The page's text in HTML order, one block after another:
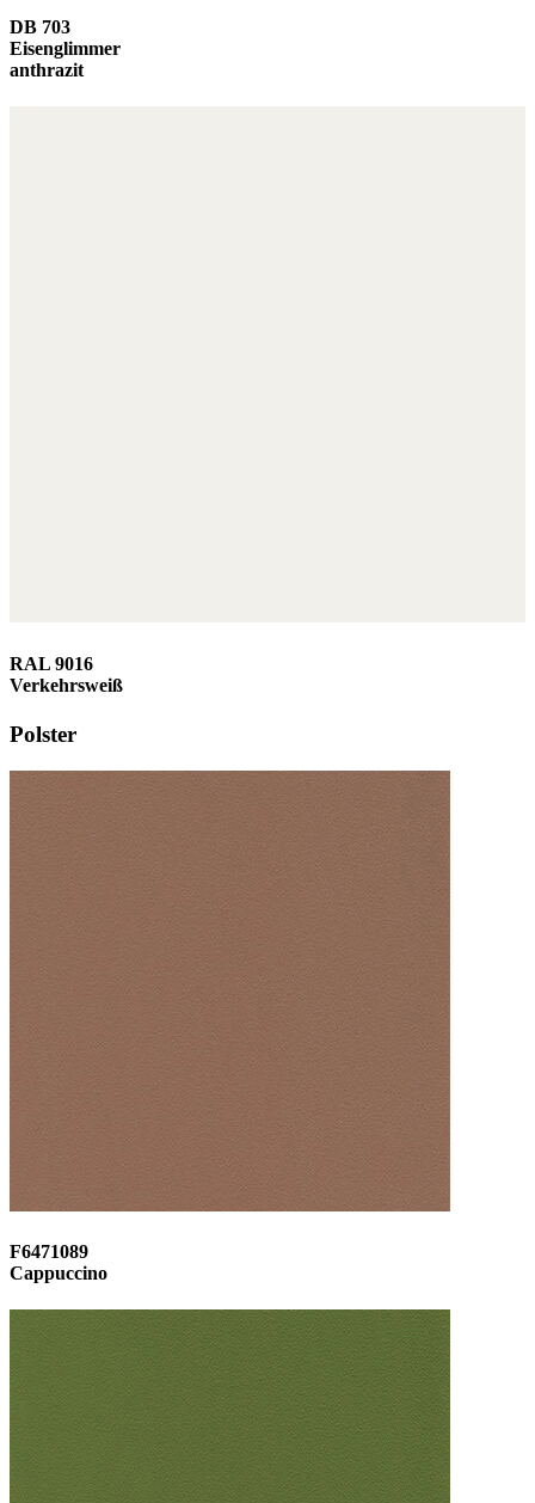
DB 703
Eisenglimmer
anthrazit
RAL 9016
Verkehrsweiß
Polster
F6471089
Cappuccino